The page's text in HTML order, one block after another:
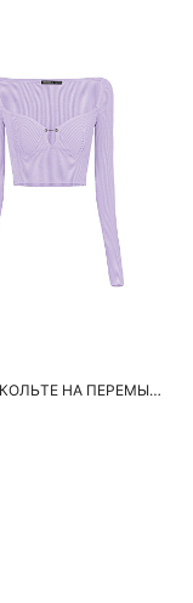
ТОП С ДЕКОЛЬТЕ НА ПЕРЕМЫЧКЕ